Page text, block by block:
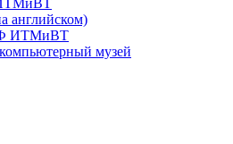
английском)
ИТМиВТ
музей